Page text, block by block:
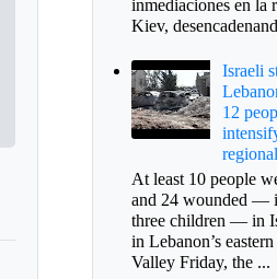
inmediaciones en la
Kiev,
Israeli
12
At least 10 people
and 24 wounded —
three children — in
in Lebanon’s
Valley Friday, the ...